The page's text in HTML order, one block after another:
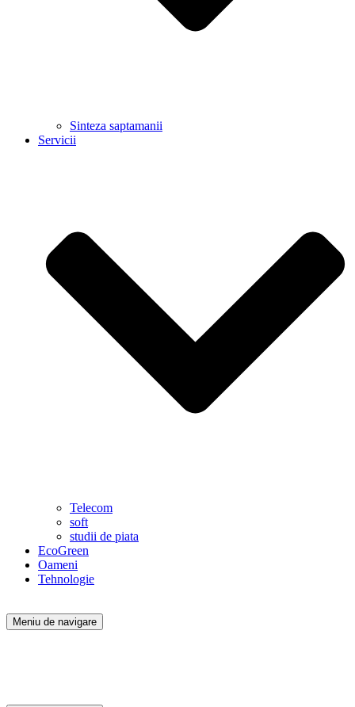
Sinteza saptamanii
Servicii
Telecom
soft
studii de piata
EcoGreen
Oameni
Tehnologie
Meniu de navigare